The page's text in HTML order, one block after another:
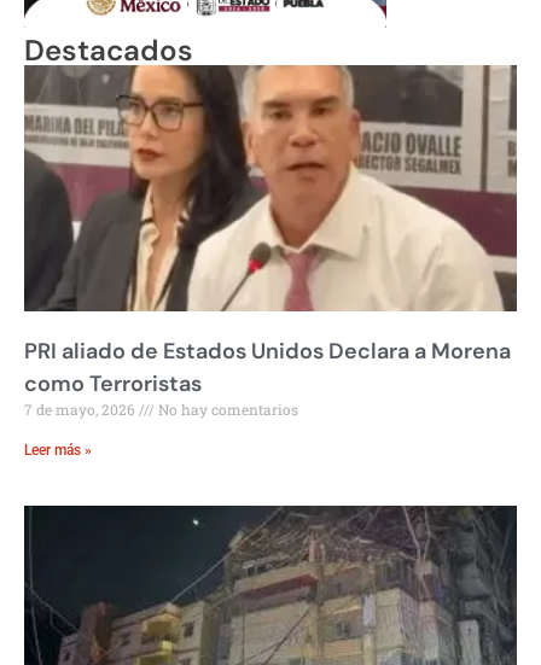
Destacados
PRI aliado de Estados Unidos Declara a Morena
como Terroristas
7 de mayo, 2026 No hay comentarios
Leer más »